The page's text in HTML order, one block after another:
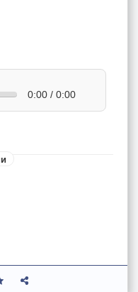
0:00 / 0:00